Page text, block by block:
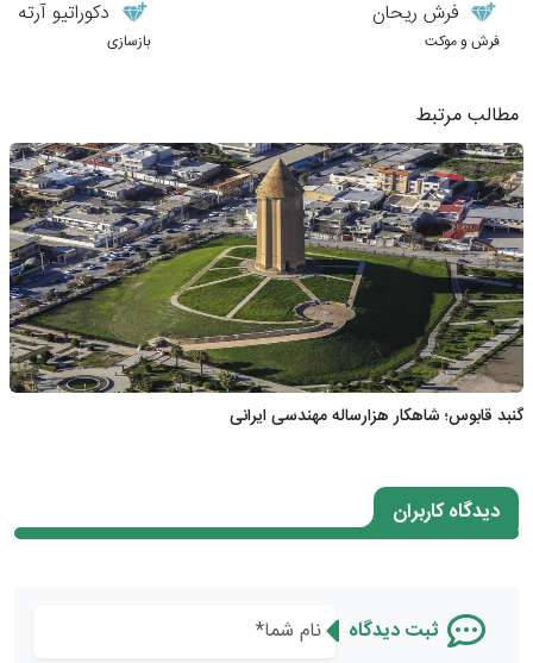
فرش ریحان
فرش و موکت
دکوراتیو آرته
بازسازی
مطالب مرتبط
گنبد قابوس؛ شاهکار هزارساله مهندسی ایرانی
دیدگاه کاربران
ثبت دیدگاه